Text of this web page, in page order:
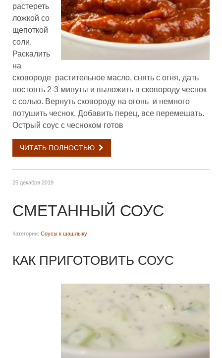
растереть
ложкой со
щепоткой
соли.
Раскалить
на
сковороде растительное масло, снять с огня, дать
постоять 2-3 минуты и выложить в сковороду чеснок
с солью. Вернуть сковороду на огонь и немного
потушить чеснок. Добавить перец, все перемешать.
Острый соус с чесноком готов
ЧИТАТЬ ПОЛНОСТЬЮ
25 декабря 2019
СМЕТАННЫЙ СОУС
Категории: Соусы к шашлыку
КАК ПРИГОТОВИТЬ СОУС